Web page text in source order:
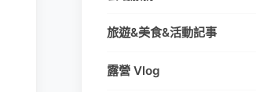
旅遊&美食&活動記事
露營 Vlog